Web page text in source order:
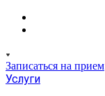
Записаться на прием
Услуги